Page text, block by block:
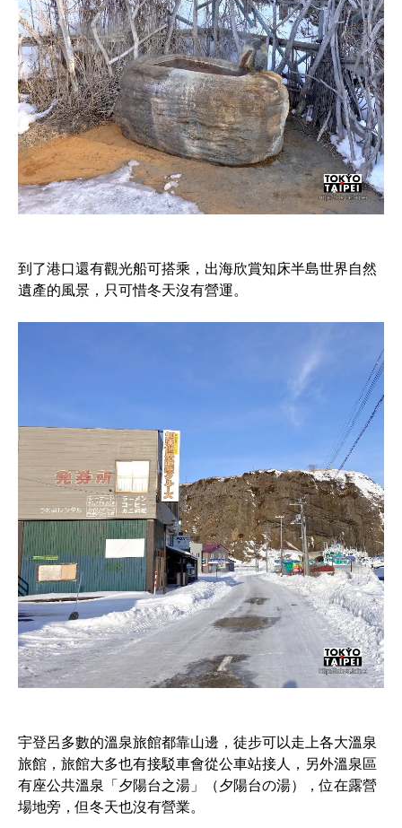
到了港口還有觀光船可搭乘，出海欣賞知床半島世界自然
遺產的風景，只可惜冬天沒有營運。
宇登呂多數的溫泉旅館都靠山邊，徒步可以走上各大溫泉
旅館，旅館大多也有接駁車會從公車站接人，另外溫泉區
有座公共溫泉「夕陽台之湯」（夕陽台の湯），位在露營
場地旁，但冬天也沒有營業。